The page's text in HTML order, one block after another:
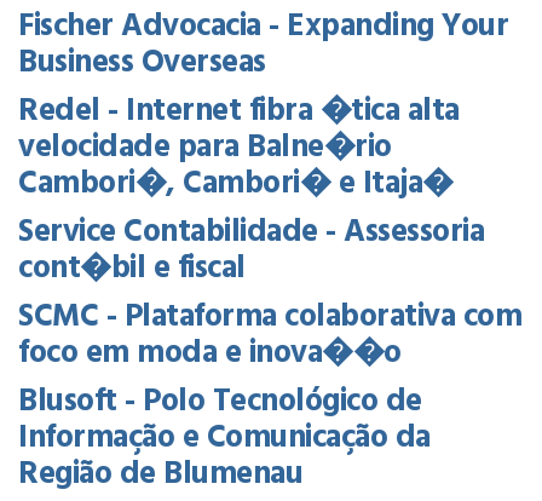
Fischer Advocacia - Expanding Your
Business Overseas
Redel - Internet fibra �tica alta
velocidade para Balne�rio
Cambori�, Cambori� e Itaja�
Service Contabilidade - Assessoria
cont�bil e fiscal
SCMC - Plataforma colaborativa com
foco em moda e inova��o
Blusoft - Polo Tecnológico de
Informação e Comunicação da
Região de Blumenau